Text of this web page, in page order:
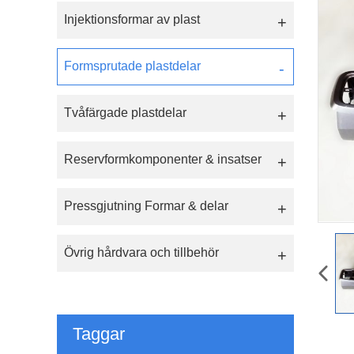
Injektionsformar av plast
Formsprutade plastdelar
Tvåfärgade plastdelar
Reservformkomponenter & insatser
Pressgjutning Formar & delar
Övrig hårdvara och tillbehör
Taggar